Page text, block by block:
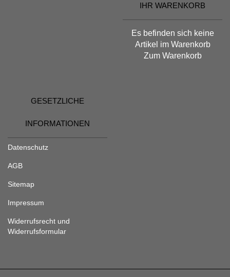
IHR WARENKORB
Es befinden sich keine
Artikel im Warenkorb
Zum Warenkorb
GESETZLICHE
INFORMATIONEN
Datenschutz
AGB
Sitemap
Impressum
Widerrufsrecht und
Widerrufsformular